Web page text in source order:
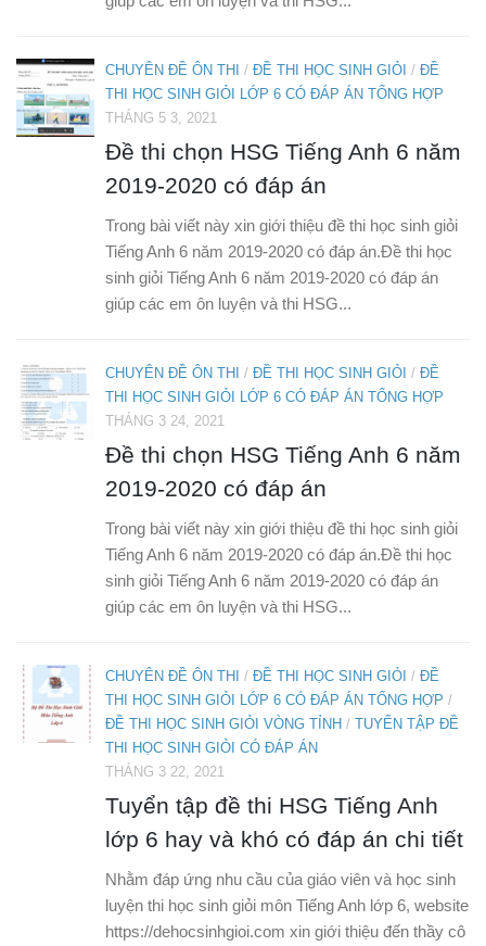
CHUYÊN ĐỀ ÔN THI / ĐỀ THI HỌC SINH GIỎI / ĐỀ
THI HỌC SINH GIỎI LỚP 6 CÓ ĐÁP ÁN TỔNG HỢP
THÁNG 5 3, 2021
Đề thi chọn HSG Tiếng Anh 6 năm
2019-2020 có đáp án
Trong bài viết này xin giới thiệu đề thi học sinh giỏi
Tiếng Anh 6 năm 2019-2020 có đáp án.Đề thi học
sinh giỏi Tiếng Anh 6 năm 2019-2020 có đáp án
giúp các em ôn luyện và thi HSG...
CHUYÊN ĐỀ ÔN THI / ĐỀ THI HỌC SINH GIỎI / ĐỀ
THI HỌC SINH GIỎI LỚP 6 CÓ ĐÁP ÁN TỔNG HỢP
THÁNG 3 24, 2021
Đề thi chọn HSG Tiếng Anh 6 năm
2019-2020 có đáp án
Trong bài viết này xin giới thiệu đề thi học sinh giỏi
Tiếng Anh 6 năm 2019-2020 có đáp án.Đề thi học
sinh giỏi Tiếng Anh 6 năm 2019-2020 có đáp án
giúp các em ôn luyện và thi HSG...
CHUYÊN ĐỀ ÔN THI / ĐỀ THI HỌC SINH GIỎI / ĐỀ
THI HỌC SINH GIỎI LỚP 6 CÓ ĐÁP ÁN TỔNG HỢP /
ĐỀ THI HỌC SINH GIỎI VÒNG TỈNH / TUYỂN TẬP ĐỀ
THI HỌC SINH GIỎI CÓ ĐÁP ÁN
THÁNG 3 22, 2021
Tuyển tập đề thi HSG Tiếng Anh
lớp 6 hay và khó có đáp án chi tiết
Nhằm đáp ứng nhu cầu của giáo viên và học sinh
luyện thi học sinh giỏi môn Tiếng Anh lớp 6, website
https://dehocsinhgioi.com xin giới thiệu đến thầy cô